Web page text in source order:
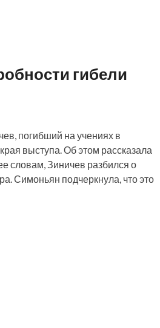
гибели
погибший на учениях в
выступа. Об этом рассказала
словам, Зиничев разбился о
Симоньян подчеркнула, что это